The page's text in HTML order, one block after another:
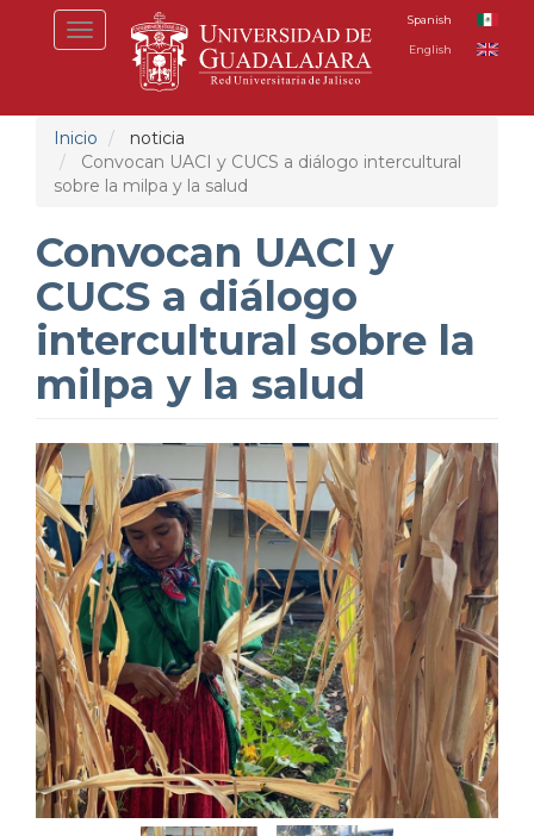
Toggle
navigation
Spanish
English
Inicio
noticia
Convocan UACI y CUCS a diálogo intercultural
sobre la milpa y la salud
Convocan UACI y
CUCS a diálogo
intercultural sobre la
milpa y la salud